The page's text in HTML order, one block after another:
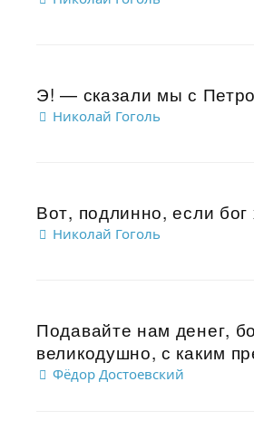
Э! — сказали мы с
Николай Гоголь
Вот, подлинно, если
Николай Гоголь
Подавайте нам денег,
великодушно, с каким
Фёдор Достоевский